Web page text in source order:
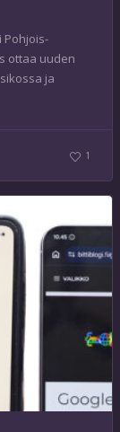
Pohjois-
ottaa uuden
ja
1